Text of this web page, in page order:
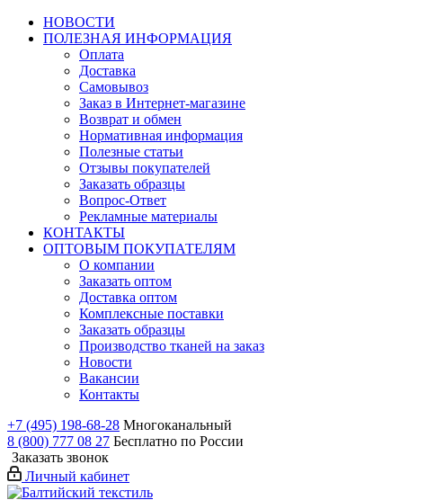
НОВОСТИ
ПОЛЕЗНАЯ ИНФОРМАЦИЯ
Оплата
Доставка
Самовывоз
Заказ в Интернет-магазине
Возврат и обмен
Нормативная информация
Полезные статьи
Отзывы покупателей
Заказать образцы
Вопрос-Ответ
Рекламные материалы
КОНТАКТЫ
ОПТОВЫМ ПОКУПАТЕЛЯМ
О компании
Заказать оптом
Доставка оптом
Комплексные поставки
Заказать образцы
Производство тканей на заказ
Новости
Вакансии
Контакты
+7 (495) 198-68-28 Многоканальный
8 (800) 777 08 27 Бесплатно по России
Заказать звонок
Личный кабинет